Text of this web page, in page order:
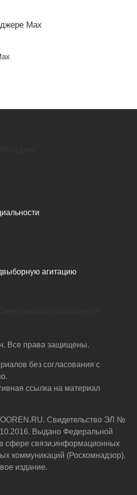
агитацию
Все права защищены.
без согласования с
ссылка на материал
Свидетельство ЭЛ №
Выдано Федеральной
сфере связи,информационных
коммуникаций (Роскомнадзор).
издание.